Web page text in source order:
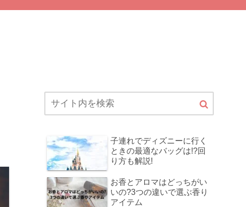
子連れでディズニーに行く
ときの最適なバッグは!?回
り方も解説!
お香とアロマはどっちがい
いの?3つの違いで選ぶ香り
アイテム